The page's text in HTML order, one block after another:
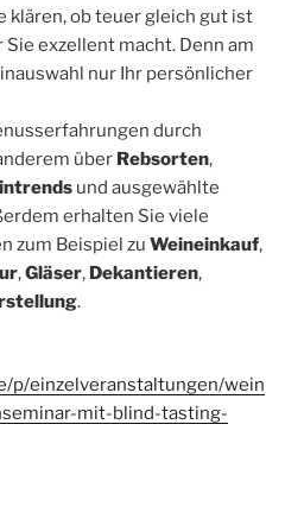
klären, ob teuer gleich gut ist
exzellent macht. Denn am
nur Ihr persönlicher
durch
über Rebsorten,
und ausgewählte
erhalten Sie viele
zum Beispiel zu Weineinkauf,
,Gläser, Dekantieren,
.
p/einzelveranstaltungen/wein
mit-blind-tasting-